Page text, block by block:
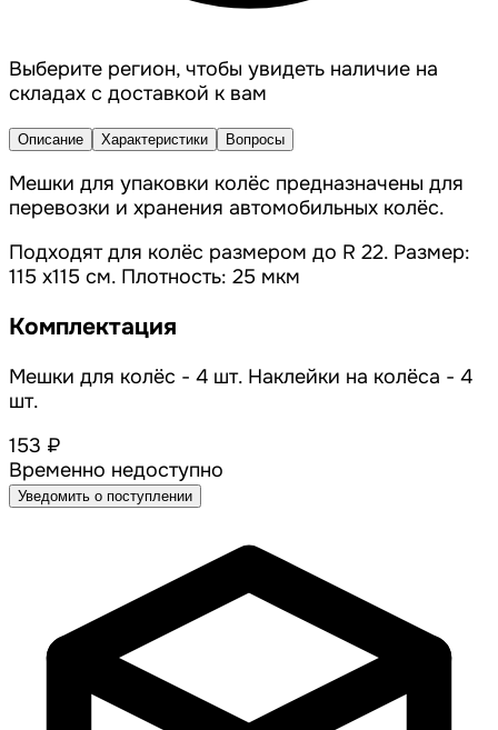
Выберите регион, чтобы увидеть наличие на
складах с доставкой к вам
Описание Характеристики Вопросы
Мешки для упаковки колёс предназначены для
перевозки и хранения автомобильных колёс.
Подходят для колёс размером до R 22. Размер:
115 х115 см. Плотность: 25 мкм
Комплектация
Мешки для колёс - 4 шт. Наклейки на колёса - 4
шт.
153 ₽
Временно недоступно
Уведомить о поступлении